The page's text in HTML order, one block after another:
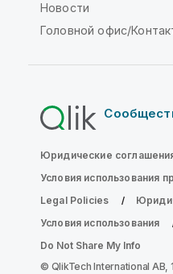
Новости
Головной офис/
Юридические
Условия использования
Legal Policies
Условия использования
Do Not Share My Info
© QlikTech International AB,